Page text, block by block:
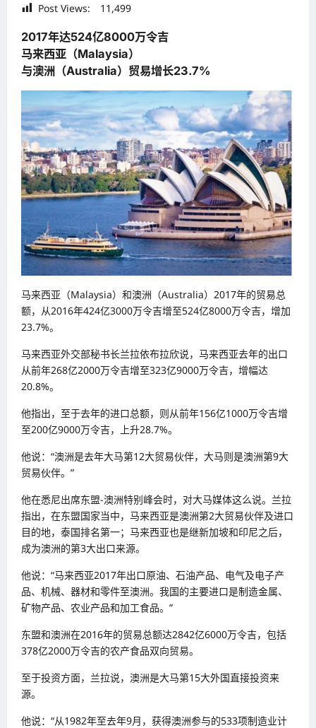
Post Views: 11,499
2017年达524亿8000万令吉
马来西亚（Malaysia）
与澳洲（Australia）贸易增长23.7%
马来西亚（Malaysia）和澳洲（Australia）2017年的贸易总
额，从2016年424亿3000万令吉增至524亿8000万令吉，增加
23.7%。
马来西亚外交部秘书长兰拉依布拉欣说，马来西亚去年的出口
从前年268亿2000万令吉增至323亿9000万令吉，增幅达
20.8%。
他指出，至于去年的进口总额，则从前年156亿1000万令吉增
至200亿9000万令吉，上升28.7%。
他说：“澳洲是去年大马第12大贸易伙伴，大马则是澳洲第9大
贸易伙伴。”
他在悉尼出席东盟-澳洲特别峰会时，对大马媒体这么说。兰拉
指出，在东盟国家当中，马来西亚是澳洲第2大贸易伙伴及进口
目的地，泰国排名第一；马来西亚也是继新加坡和印尼之后，
成为澳洲的第3大出口来源。
他说：“马来西亚2017年出口原油、石油产品、电气及电子产
品、机械、器材和零件至澳洲。我国的主要进口是制造金属、
矿物产品、农业产品和加工食品。”
东盟和澳洲在2016年的贸易总额达2842亿6000万令吉，包括
378亿2000万令吉的农产食品双向贸易。
至于投资方面，兰拉说，澳洲是大马第15大外国直接投资来
源。
他说：“从1982年至去年9月，获得澳洲参与的533项制造业计